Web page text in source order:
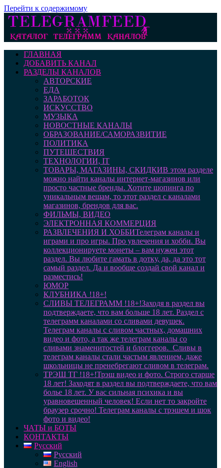
Перейти к содержимому
ГЛАВНАЯ
ДОБАВИТЬ КАНАЛ
РАЗДЕЛЫ КАНАЛОВ
АВТОРСКИЕ
ЕДА
ЗАРАБОТОК
ИСКУССТВО
МУЗЫКА
НОВОСТНЫЕ КАНАЛЫ
ОБРАЗОВАНИЕ/САМОРАЗВИТИЕ
ПОЛИТИКА
ПУТЕШЕСТВИЯ
ТЕХНОЛОГИИ, IT
ТОВАРЫ, МАГАЗИНЫ, СКИДКИВ этом разделе
можно найти каналы интернет-магазинов или
просто частные бренды. Хотите шопинга по
уникальным вещам, то этот раздел с каналами
магазинов, брендов для вас.
ФИЛЬМЫ, ВИДЕО
ЭЛЕКТРОННАЯ КОММЕРЦИЯ
РАЗВЛЕЧЕНИЯ И ХОББИТелеграм каналы и
играми и про игры. Про увлечения и хобби. Вы
коллекционируете монеты – вам нужен этот
раздел. Вы любите гамать в дотку, да, да это тот
самый раздел. Да и вообще создай свой канал и
разместись!
ЮМОР
КЛУБНИКА !18+!
СЛИВЫ ТЕЛЕГРАММ !18+!Заходя в раздел вы
подтверждаете, что вам больше 18 лет. Раздел с
телеграмм каналами со сливами девушек.
Телеграм каналы с сливом частных, домашних
видео и фото, а так же телеграм каналы со
сливами знаменитостей и блоггеров. Сливы в
телеграм каналы стали частым явлением, даже
школьницы не пренебрегают сливом в телеграм.
ТРЭШ ТГ !18+!Трэш видео и фото. Строго старше
18 лет! Заходят в раздел вы подтверждаете, что вам
болье 18 лет. У вас сильная психика и вы
уравновешенный человек! Если нет то закройте
браузер срочно! Телеграм каналы с трэшем и шок
фото и видео!
ЧАТЫ и БОТЫ
КОНТАКТЫ
Русский
Русский
English